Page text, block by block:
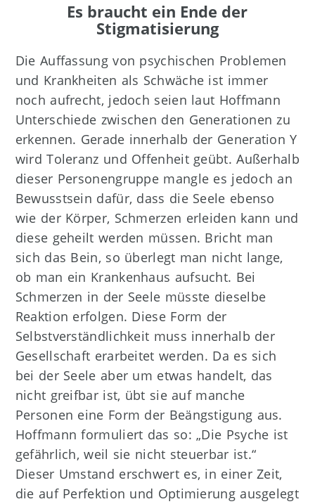
Es braucht ein Ende der
Stigmatisierung
Die Auffassung von psychischen Problemen
und Krankheiten als Schwäche ist immer
noch aufrecht, jedoch seien laut Hoffmann
Unterschiede zwischen den Generationen zu
erkennen. Gerade innerhalb der Generation Y
wird Toleranz und Offenheit geübt. Außerhalb
dieser Personengruppe mangle es jedoch an
Bewusstsein dafür, dass die Seele ebenso
wie der Körper, Schmerzen erleiden kann und
diese geheilt werden müssen. Bricht man
sich das Bein, so überlegt man nicht lange,
ob man ein Krankenhaus aufsucht. Bei
Schmerzen in der Seele müsste dieselbe
Reaktion erfolgen. Diese Form der
Selbstverständlichkeit muss innerhalb der
Gesellschaft erarbeitet werden. Da es sich
bei der Seele aber um etwas handelt, das
nicht greifbar ist, übt sie auf manche
Personen eine Form der Beängstigung aus.
Hoffmann formuliert das so: „Die Psyche ist
gefährlich, weil sie nicht steuerbar ist.“
Dieser Umstand erschwert es, in einer Zeit,
die auf Perfektion und Optimierung ausgelegt